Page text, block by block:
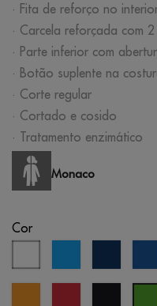
· Fita de reforço no
· Carcela reforçada com
· Parte inferior com
· Botão suplente na
· Corte regular
· Cortado e cosido
· Tratamento enzimático
Monaco
Cor